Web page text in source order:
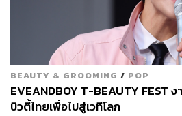
BEAUTY & GROOMING / POP
EVEANDBOY T-BEAUTY FEST
บิวตี้ไทยเพื่อไปสู่เวทีโลก